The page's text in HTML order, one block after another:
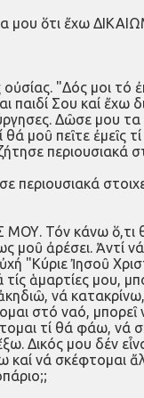
μου ὅτι ἔχω
οὐσίας. "Δός μοι τό
παιδί Σου καί ἔχω
Δῶσε μου τα
μοῦ πεῖτε ἐμεῖς
περιουσιακά
περιουσιακά
ΜΟΥ. Τόν κάνω ὅ,τι
μοῦ ἀρέσει. Ἀντί
"Κύριε Ἰησοῦ
τίς ἁμαρτίες μου,
νά
στό ναό, μπορεῖ
τί θά φάω, νά
Δικός μου δέν
νά σκέφτομαι